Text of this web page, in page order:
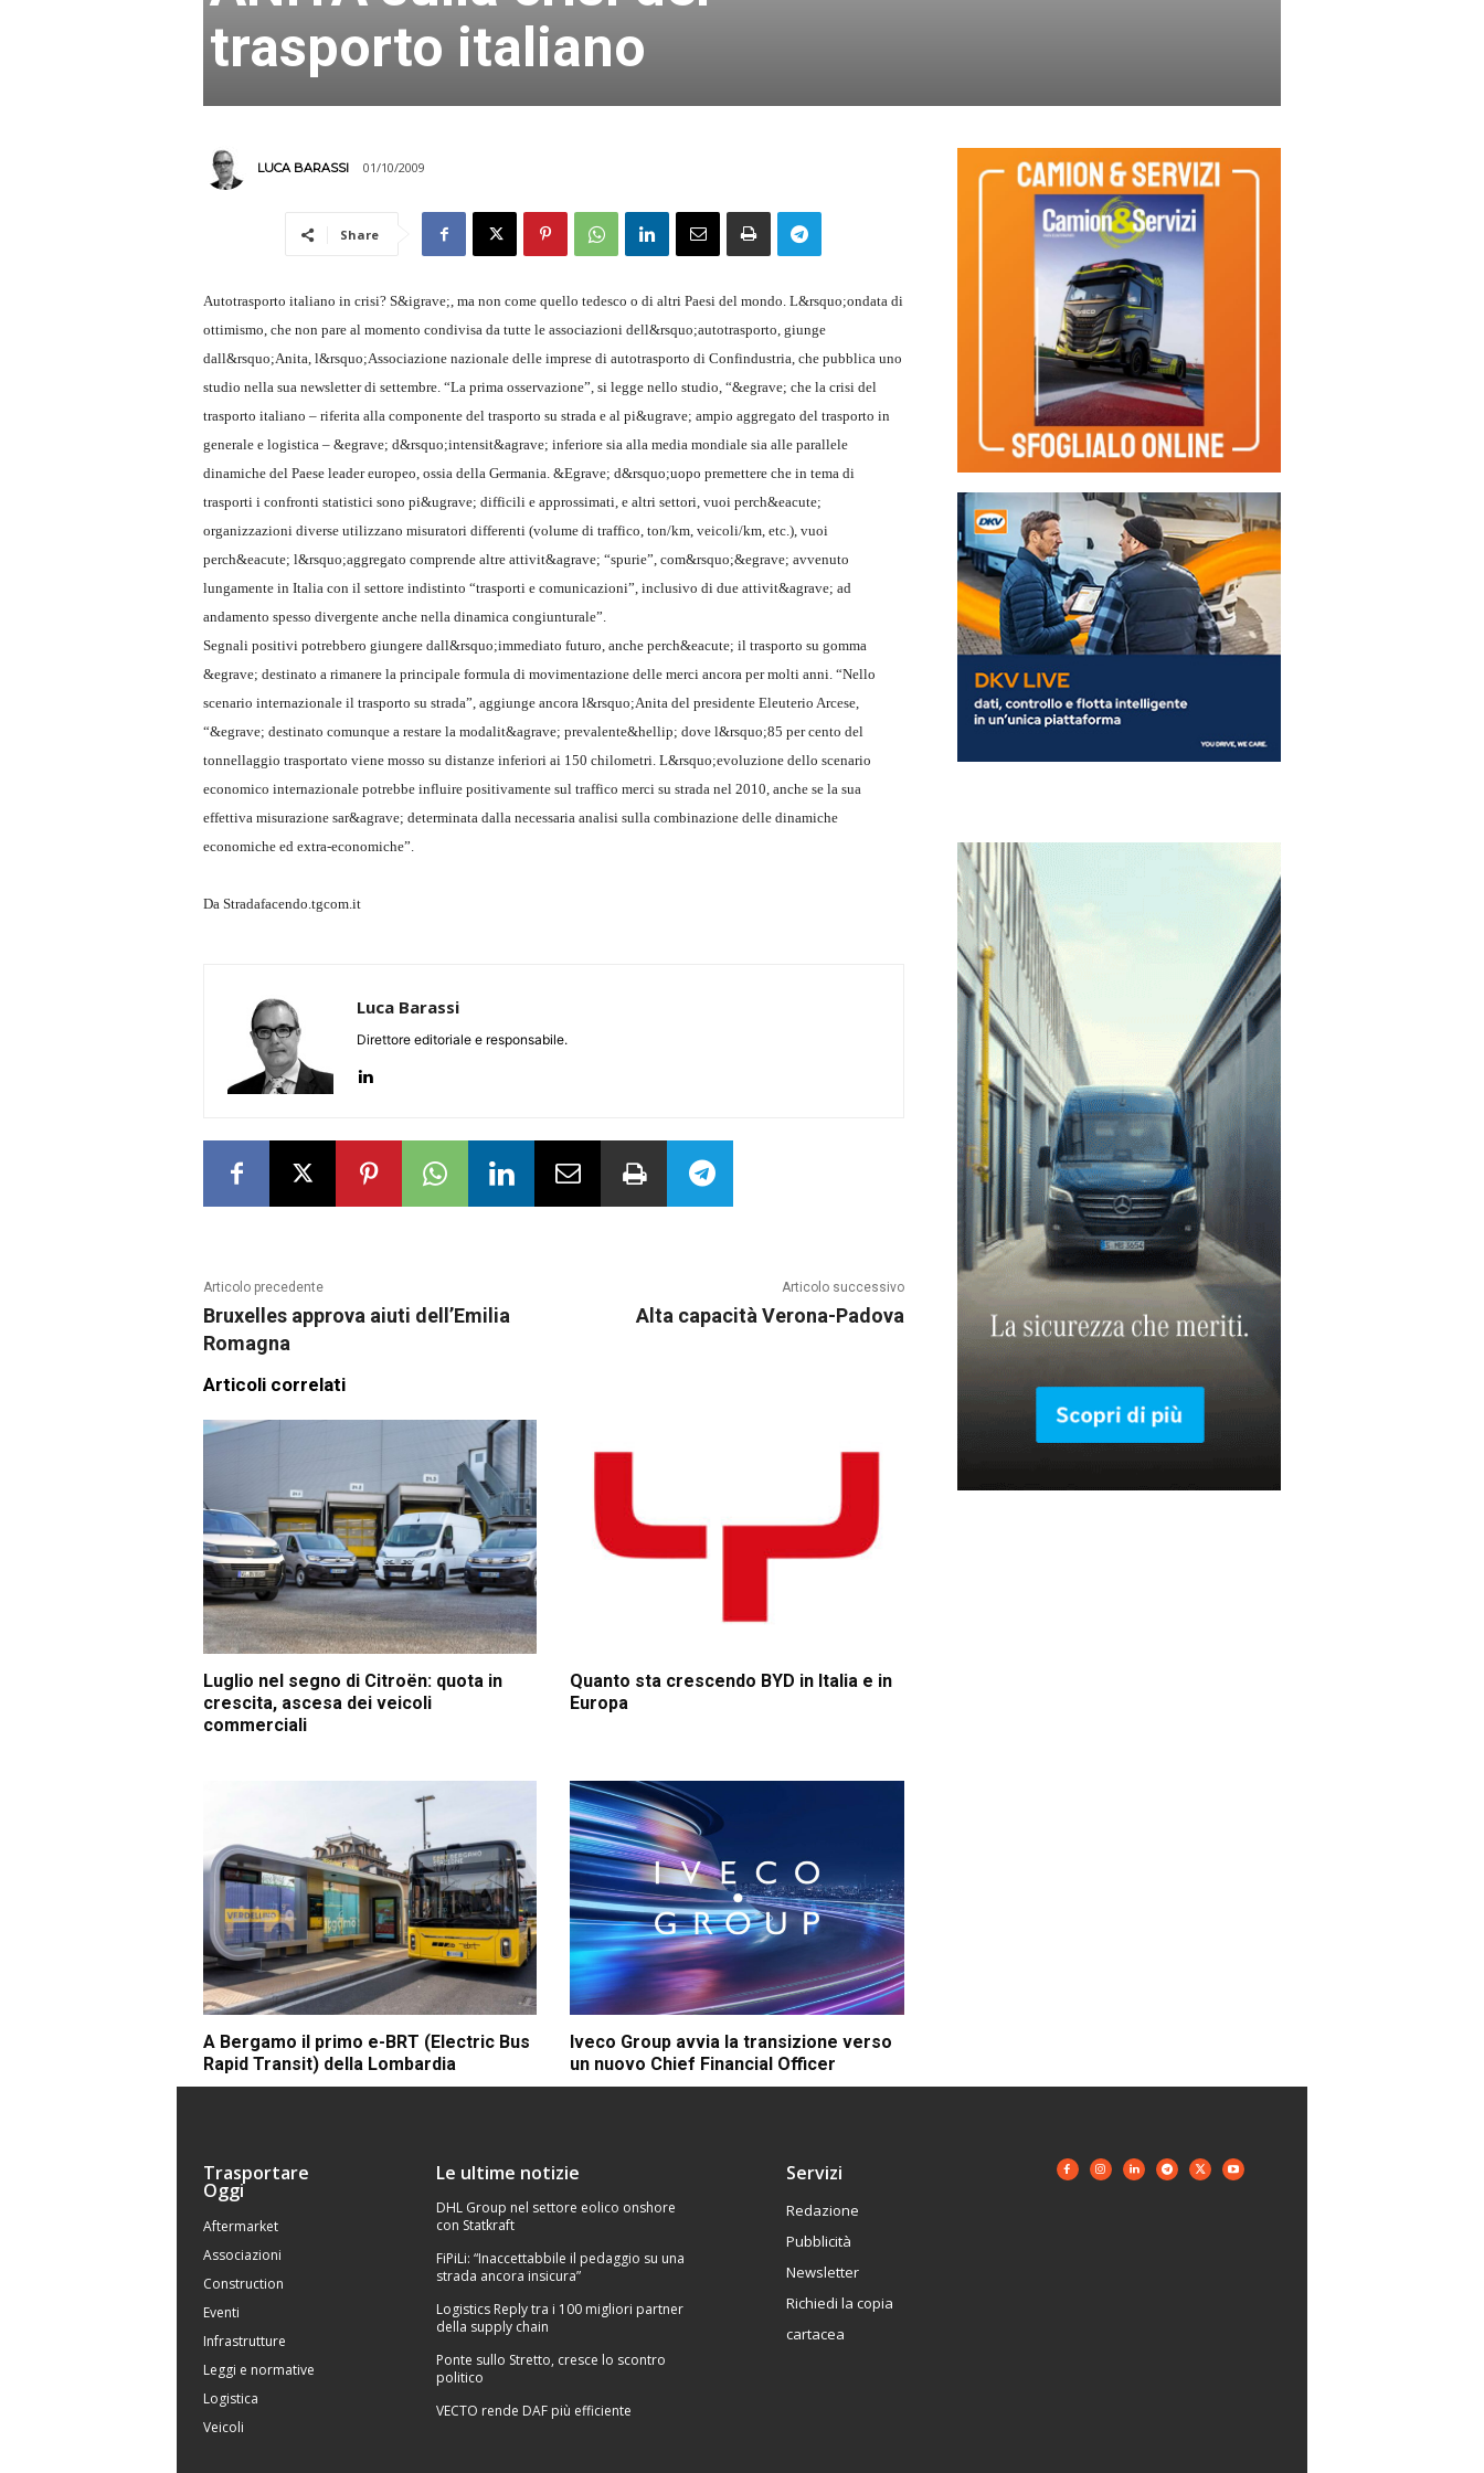
trasporto italiano
LUCA BARASSI 01/10/2009
Share
Autotrasporto italiano in crisi? S&igrave;, ma non come quello tedesco o di altri Paesi del mondo. L&rsquo;ondata di
ottimismo, che non pare al momento condivisa da tutte le associazioni dell&rsquo;autotrasporto, giunge
dall&rsquo;Anita, l&rsquo;Associazione nazionale delle imprese di autotrasporto di Confindustria, che pubblica uno
studio nella sua newsletter di settembre. “La prima osservazione”, si legge nello studio, “&egrave; che la crisi del
trasporto italiano – riferita alla componente del trasporto su strada e al pi&ugrave; ampio aggregato del trasporto in
generale e logistica – &egrave; d&rsquo;intensit&agrave; inferiore sia alla media mondiale sia alle parallele
dinamiche del Paese leader europeo, ossia della Germania. &Egrave; d&rsquo;uopo premettere che in tema di
trasporti i confronti statistici sono pi&ugrave; difficili e approssimati, e altri settori, vuoi perch&eacute;
organizzazioni diverse utilizzano misuratori differenti (volume di traffico, ton/km, veicoli/km, etc.), vuoi
perch&eacute; l&rsquo;aggregato comprende altre attivit&agrave; “spurie”, com&rsquo;&egrave; avvenuto
lungamente in Italia con il settore indistinto “trasporti e comunicazioni”, inclusivo di due attivit&agrave; ad
andamento spesso divergente anche nella dinamica congiunturale”.
Segnali positivi potrebbero giungere dall&rsquo;immediato futuro, anche perch&eacute; il trasporto su gomma
&egrave; destinato a rimanere la principale formula di movimentazione delle merci ancora per molti anni. “Nello
scenario internazionale il trasporto su strada”, aggiunge ancora l&rsquo;Anita del presidente Eleuterio Arcese,
“&egrave; destinato comunque a restare la modalit&agrave; prevalente&hellip; dove l&rsquo;85 per cento del
tonnellaggio trasportato viene mosso su distanze inferiori ai 150 chilometri. L&rsquo;evoluzione dello scenario
economico internazionale potrebbe influire positivamente sul traffico merci su strada nel 2010, anche se la sua
effettiva misurazione sar&agrave; determinata dalla necessaria analisi sulla combinazione delle dinamiche
economiche ed extra-economiche”.
Da Stradafacendo.tgcom.it
Luca Barassi
Direttore editoriale e responsabile.
Articolo precedente
Bruxelles approva aiuti dell’Emilia
Romagna
Articolo successivo
Alta capacità Verona-Padova
Articoli correlati
Luglio nel segno di Citroën: quota in
crescita, ascesa dei veicoli
commerciali
Quanto sta crescendo BYD in Italia e in
Europa
A Bergamo il primo e-BRT (Electric Bus
Rapid Transit) della Lombardia
Iveco Group avvia la transizione verso
un nuovo Chief Financial Officer
Trasportare
Oggi
Aftermarket
Associazioni
Construction
Eventi
Infrastrutture
Leggi e normative
Logistica
Veicoli
Le ultime notizie
DHL Group nel settore eolico onshore
con Statkraft
FiPiLi: “Inaccettabbile il pedaggio su una
strada ancora insicura”
Logistics Reply tra i 100 migliori partner
della supply chain
Ponte sullo Stretto, cresce lo scontro
politico
VECTO rende DAF più efficiente
Servizi
Redazione
Pubblicità
Newsletter
Richiedi la copia
cartacea